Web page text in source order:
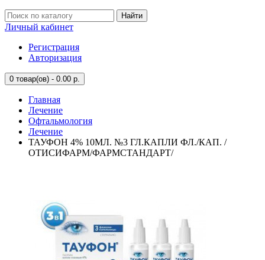
Найти
Личный кабинет
Регистрация
Авторизация
0 товар(ов) - 0.00 р.
Главная
Лечение
Офтальмология
Лечение
ТАУФОН 4% 10МЛ. №3 ГЛ.КАПЛИ ФЛ./КАП. /
ОТИСИФАРМ/ФАРМСТАНДАРТ/